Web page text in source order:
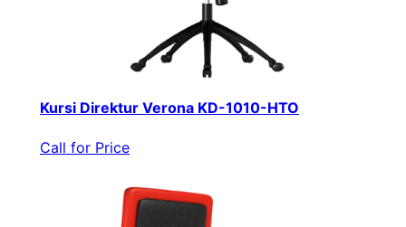
Kursi Direktur Verona KD-1010-HTO
Call for Price